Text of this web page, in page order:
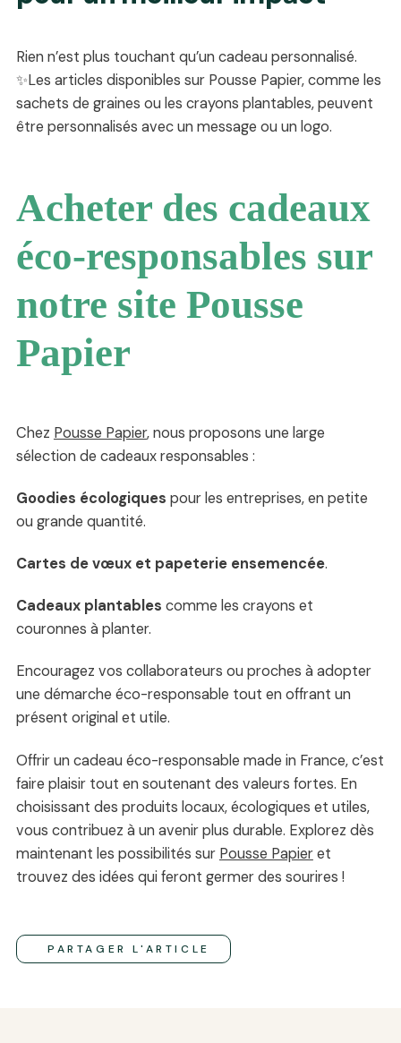
Rien n’est plus touchant qu’un cadeau personnalisé.
✨Les articles disponibles sur Pousse Papier, comme les
sachets de graines ou les crayons plantables, peuvent
être personnalisés avec un message ou un logo.
Acheter des cadeaux
éco-responsables sur
notre site Pousse
Papier
Chez Pousse Papier, nous proposons une large
sélection de cadeaux responsables :
Goodies écologiques pour les entreprises, en petite
ou grande quantité.
Cartes de vœux et papeterie ensemencée.
Cadeaux plantables comme les crayons et
couronnes à planter.
Encouragez vos collaborateurs ou proches à adopter
une démarche éco-responsable tout en offrant un
présent original et utile.
Offrir un cadeau éco-responsable made in France, c’est
faire plaisir tout en soutenant des valeurs fortes. En
choisissant des produits locaux, écologiques et utiles,
vous contribuez à un avenir plus durable. Explorez dès
maintenant les possibilités sur Pousse Papieret
trouvez des idées qui feront germer des sourires !
PARTAGER L'ARTICLE